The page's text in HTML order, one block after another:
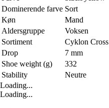
Dominerende farve Sort
Køn
Mand
Aldersgruppe
Voksen
Sortiment
Cyklon Cross
Drop
7 mm
Shoe weight (g)
332
Stability
Neutre
Loading...
Loading...